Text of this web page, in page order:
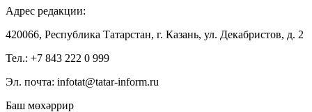
Адрес редакции:
420066, Республика Татарстан, г. Казань, ул. Декабристов, д. 2
Тел.: +7 843 222 0 999
Эл. почта: infotat@tatar-inform.ru
Баш мөхәррир